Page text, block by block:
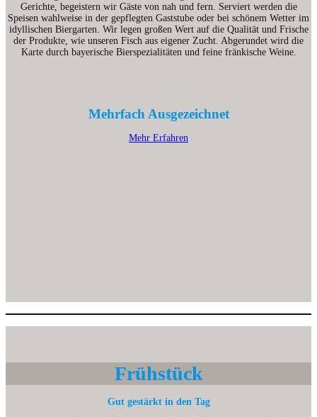
Gerichte, begeistern wir Gäste von nah und fern. Serviert werden die
Speisen wahlweise in der gepflegten Gaststube oder bei schönem Wetter im
idyllischen Biergarten. Wir legen großen Wert auf die Qualität und Frische
der Produkte, wie unseren Fisch aus eigener Zucht. Abgerundet wird die
Karte durch bayerische Bierspezialitäten und feine fränkische Weine.
Mehrfach Ausgezeichnet
Mehr Erfahren
Frühstück
Gut gestärkt in den Tag